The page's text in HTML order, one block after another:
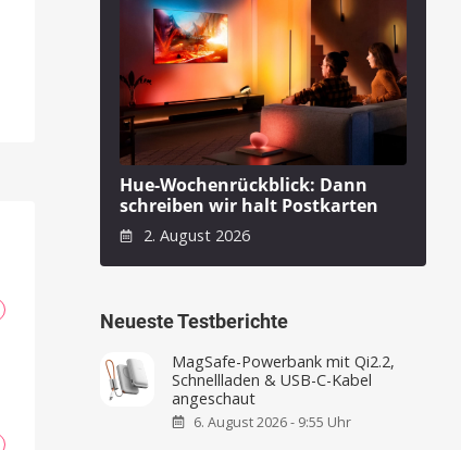
Hue-Wochenrückblick: Dann
schreiben wir halt Postkarten
2. August 2026
Neueste Testberichte
MagSafe-Powerbank mit Qi2.2,
Schnellladen & USB-C-Kabel
angeschaut
6. August 2026 - 9:55 Uhr